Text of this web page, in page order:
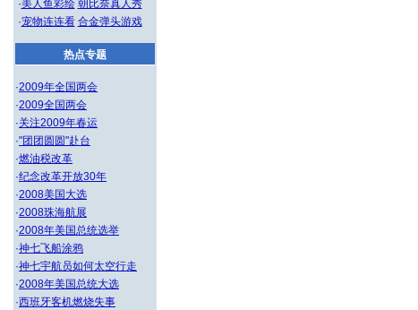
·美人鱼彩绘 朝比奈真人秀
·宠物连连看 合金弹头游戏
热点专题
·2009年全国两会
·2009全国两会
·关注2009年春运
·"团团圆圆"赴台
·燃油税改革
·纪念改革开放30年
·2008美国大选
·2008珠海航展
·2008年美国总统选举
·神七飞船涂鸦
·神七宇航员如何太空行走
·2008年美国总统大选
·西班牙客机燃烧失事